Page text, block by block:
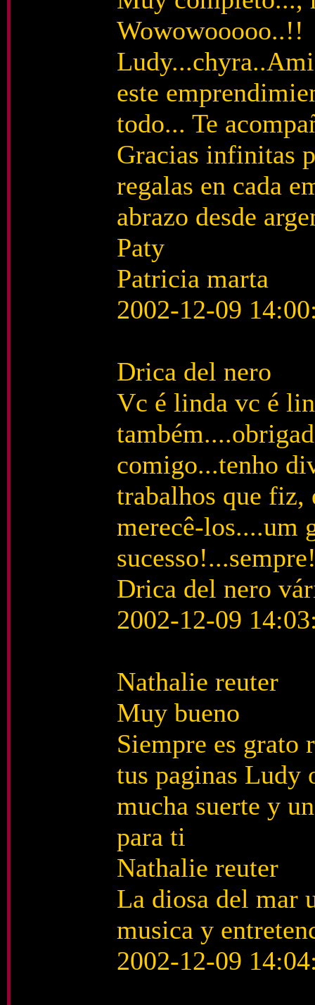
Wowowooooo..!!
este
todo... Te
Gracias infinitas
regalas en cada
abrazo desde
Paty
Patricia marta
2002-12-09
Drica del nero
Vc é linda vc é
comigo...tenho
trabalhos que fiz,
merecê-los....um
Drica del nero
2002-12-09
Nathalie reuter
Muy bueno
Siempre es grato
tus paginas Ludy
mucha suerte y
para ti
Nathalie reuter
La diosa del mar
musica y
2002-12-09